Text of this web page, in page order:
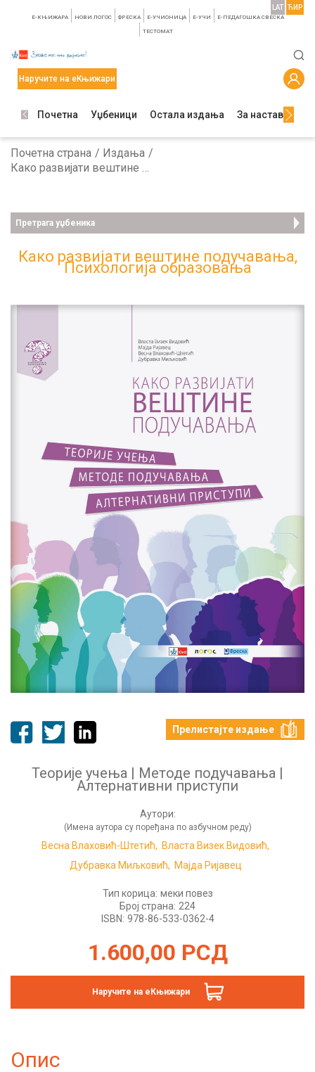
E-КЊИЖАРА НОВИ ЛОГОС ФРЕСКА E-УЧИОНИЦА E-УЧИ Е-ПЕДАГОШКА СВЕСКА
TЕСТОМАТ
LAT ЋИР
Наручите на еКњижари
Почетна Уџбеници Остала издања За наставнике
Почетна страна
Издања
Како развијати вештине подучавања, Психологија образовања
Претрага уџбеника
Како развијати вештине подучавања,
Психологија образовања
Прелистајте издање
Теорије учења | Методе подучавања |
Алтернативни приступи
Аутори:
(Имена аутора су поређана по азбучном реду)
Весна Влаховић-Штетић, Власта Визек Видовић,
Дубравка Миљковић, Мајда Ријавец
Тип корица: меки повез
Број страна: 224
ISBN: 978-86-533-0362-4
1.600,00 РСД
Наручите на еКњижари
Опис